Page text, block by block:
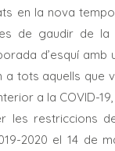
en la nova
de gaudir de la
d’esquí amb
tots aquells que
a la COVID-
les restriccions
2020 el 14 de